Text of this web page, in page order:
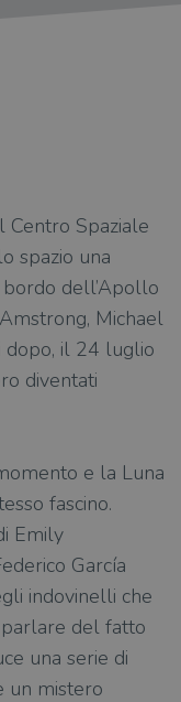
Spaziale
spazio una
bordo dell’Apollo
Michael
dopo, il 24 luglio
diventati
e la Luna
fascino.
Emily
García
indovinelli che
parlare del fatto
una serie di
un mistero